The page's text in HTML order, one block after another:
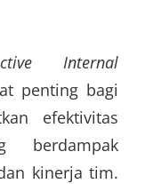
Internal
penting bagi
efektivitas
berdampak
kinerja tim.